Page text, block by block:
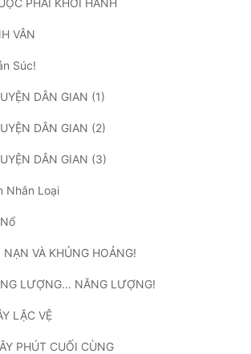
VÂN
Súc!
DÂN GIAN (1)
DÂN GIAN (2)
DÂN GIAN (3)
Nhân Loại
VÀ KHỦNG HOẢNG!
LƯỢNG... NĂNG LƯỢNG!
LẶC VỆ
PHÚT CUỐI CÙNG